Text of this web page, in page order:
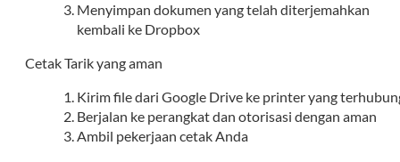
Menyimpan dokumen yang telah diterjemahkan
kembali ke Dropbox
Cetak Tarik yang aman
Kirim file dari Google Drive ke printer yang
Berjalan ke perangkat dan otorisasi dengan aman
Ambil pekerjaan cetak Anda